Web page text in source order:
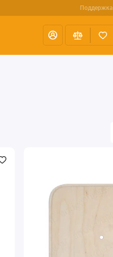
Поддержка